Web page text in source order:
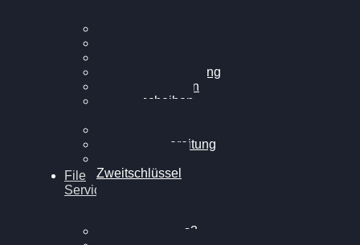
Getriebeoptimierung
Walnussstrahlen
Bremsscheiben
Felgenaufbereitung
Zweitschlüssel
File
Service
Alientech Kess3